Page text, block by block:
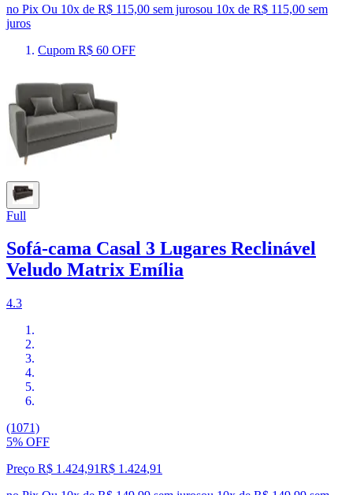
no Pix Ou 10x de R$ 115,00 sem jurosou 10x de R$ 115,00 sem
juros
Cupom R$ 60 OFF
Full
Sofá-cama Casal 3 Lugares Reclinável
Veludo Matrix Emília
4.3
(1071)
5% OFF
Preço R$ 1.424,91R$ 1.424,91